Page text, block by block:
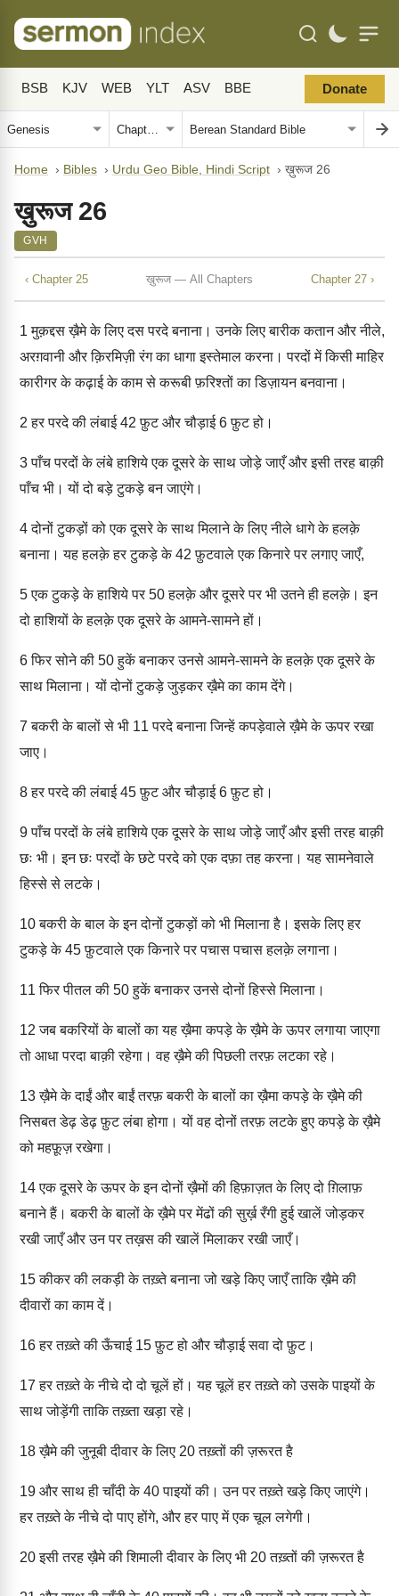
BSB KJV WEB YLT ASV BBE Donate
Home › Bibles › Urdu Geo Bible, Hindi Script › ख़ुरूज 26
ख़ुरूज 26
GVH
‹ Chapter 25 ख़ुरूज — All Chapters Chapter 27 ›
1 मुक़द्दस ख़ैमे के लिए दस परदे बनाना। उनके लिए बारीक कतान और नीले,
अरग़वानी और क़िरमिज़ी रंग का धागा इस्तेमाल करना। परदों में किसी माहिर
कारीगर के कढ़ाई के काम से करूबी फ़रिश्तों का डिज़ायन बनवाना।
2 हर परदे की लंबाई 42 फ़ुट और चौड़ाई 6 फ़ुट हो।
3पाँच परदों के लंबे हाशिये एक दूसरे के साथ जोड़े जाएँ और इसी तरह बाक़ी
पाँच भी। यों दो बड़े टुकड़े बन जाएंगे।
4दोनों टुकड़ों को एक दूसरे के साथ मिलाने के लिए नीले धागे के हलक़े
बनाना। यह हलक़े हर टुकड़े के 42 फ़ुटवाले एक किनारे पर लगाए जाएँ,
5एक टुकड़े के हाशिये पर 50 हलक़े और दूसरे पर भी उतने ही हलक़े। इन
दो हाशियों के हलक़े एक दूसरे के आमने-सामने हों।
6फिर सोने की 50 हुकें बनाकर उनसे आमने-सामने के हलक़े एक दूसरे के
साथ मिलाना। यों दोनों टुकड़े जुड़कर ख़ैमे का काम देंगे।
7 बकरी के बालों से भी 11 परदे बनाना जिन्हें कपड़ेवाले ख़ैमे के ऊपर रखा
जाए।
8हर परदे की लंबाई 45 फ़ुट और चौड़ाई 6 फ़ुट हो।
9पाँच परदों के लंबे हाशिये एक दूसरे के साथ जोड़े जाएँ और इसी तरह बाक़ी
छः भी। इन छः परदों के छटे परदे को एक दफ़ा तह करना। यह सामनेवाले
हिस्से से लटके।
10बकरी के बाल के इन दोनों टुकड़ों को भी मिलाना है। इसके लिए हर
टुकड़े के 45 फ़ुटवाले एक किनारे पर पचास पचास हलक़े लगाना।
11 फिर पीतल की 50 हुकें बनाकर उनसे दोनों हिस्से मिलाना।
12 जब बकरियों के बालों का यह ख़ैमा कपड़े के ख़ैमे के ऊपर लगाया जाएगा
तो आधा परदा बाक़ी रहेगा। वह ख़ैमे की पिछली तरफ़ लटका रहे।
13ख़ैमे के दाईं और बाईं तरफ़ बकरी के बालों का ख़ैमा कपड़े के ख़ैमे की
निसबत डेढ़ डेढ़ फ़ुट लंबा होगा। यों वह दोनों तरफ़ लटके हुए कपड़े के ख़ैमे
को महफ़ूज़ रखेगा।
14एक दूसरे के ऊपर के इन दोनों ख़ैमों की हिफ़ाज़त के लिए दो ग़िलाफ़
बनाने हैं। बकरी के बालों के ख़ैमे पर मेंढों की सुर्ख़ रँगी हुई खालें जोड़कर
रखी जाएँ और उन पर तख़स की खालें मिलाकर रखी जाएँ।
15कीकर की लकड़ी के तख़्ते बनाना जो खड़े किए जाएँ ताकि ख़ैमे की
दीवारों का काम दें।
16हर तख़्ते की ऊँचाई 15 फ़ुट हो और चौड़ाई सवा दो फ़ुट।
17 हर तख़्ते के नीचे दो दो चूलें हों। यह चूलें हर तख़्ते को उसके पाइयों के
साथ जोड़ेंगी ताकि तख़्ता खड़ा रहे।
18ख़ैमे की जुनूबी दीवार के लिए 20 तख़्तों की ज़रूरत है
19 और साथ ही चाँदी के 40 पाइयों की। उन पर तख़्ते खड़े किए जाएंगे।
हर तख़्ते के नीचे दो पाए होंगे, और हर पाए में एक चूल लगेगी।
20इसी तरह ख़ैमे की शिमाली दीवार के लिए भी 20 तख़्तों की ज़रूरत है